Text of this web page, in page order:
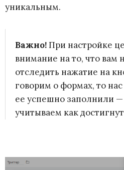
уникальным.
Важно!При настройке
внимание на то, что вам
отследить нажатие на
говорим о формах, то
ее успешно заполнили
учитываем как